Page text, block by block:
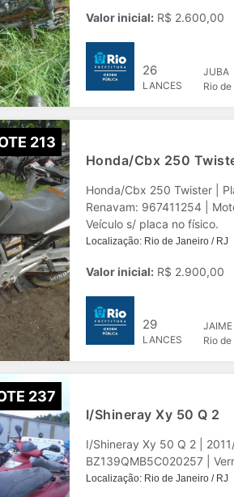
Valor inicial: R$ 2.600,00
26
LANCES
JUBA
Rio
213
Honda/Cbx 250
Honda/Cbx 250 Twister |
Renavam: 967411254 |
Veículo s/ placa no físico.
Localização: Rio de Janeiro / RJ
Valor inicial: R$ 2.900,00
29
LANCES
JAIME
Rio
237
I/Shineray Xy 50 Q 2
I/Shineray Xy 50 Q 2 | 2011/
BZ139QMB5C020257 |
Localização: Rio de Janeiro / RJ